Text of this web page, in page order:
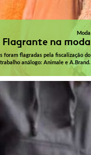
Moda
Flagrante na moda
foram flagradas pela fiscalização do
trabalho análogo: Animale e A.Brand.